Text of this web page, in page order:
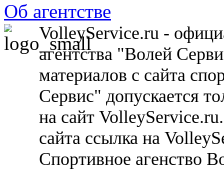
Об агентстве
VolleyService.ru -
агентства "Волей
материалов с сайта
Сервис" допускается
на сайт
сайта ссылка на
Спортивное агенство